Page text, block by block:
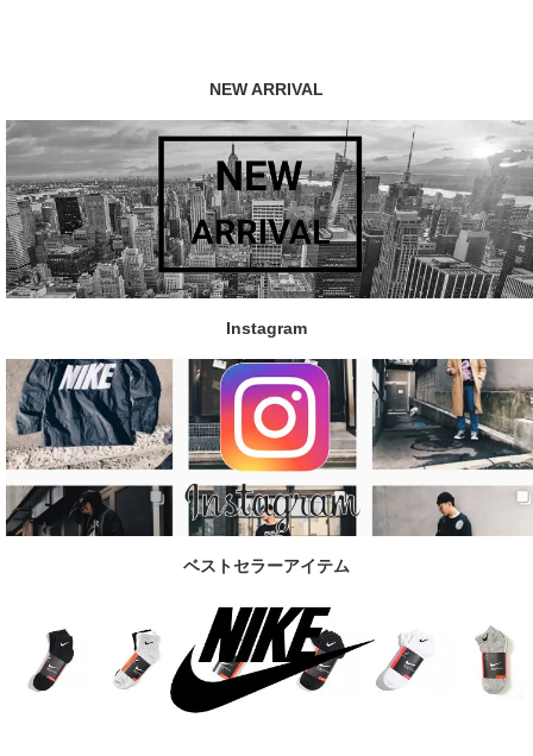
NEW ARRIVAL
Instagram
ベストセラーアイテム